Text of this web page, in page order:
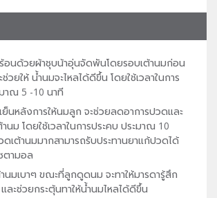
ร้อนด้วยผ้าชุบน้าอุ่นจัดพันโดยรอบเต้านมก่อน
วยให้ น้ำนมจะไหลได้ดีขึ้น โดยใช้เวลาในการ
าณ 5 -10 นาที
ย็นหลังการให้นมลูก จะช่วยลดอาการปวดและ
นม โดยใช้เวลาในการประคบ ประมาณ 10
ดเต้านมมากสามารถรับประทานยาแก้ปวดได้
ตามอล
นมเบาๆ ขณะที่ลูกดูดนม จะทาให้มารดารู้สึก
ละช่วยกระตุ้นทาให้น้ำนมไหลได้ดีขึ้น